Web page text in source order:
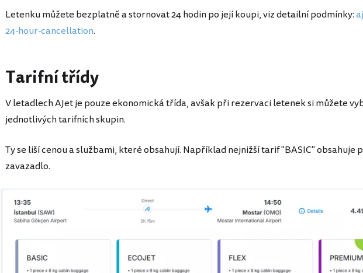
Letenku můžete bezplatně a stornovat 24 hodin po její koupi, viz detailní podmínky:
24-hour-cancellation.
Tarifní třídy
V letadlech AJet je pouze ekonomická třída, avšak při rezervaci letenek si můžete
jednotlivých tarifních skupin.
Ty se liší cenou a službami, které obsahují. Například nejnižší tarif "BASIC" obsahuje
zavazadlo.